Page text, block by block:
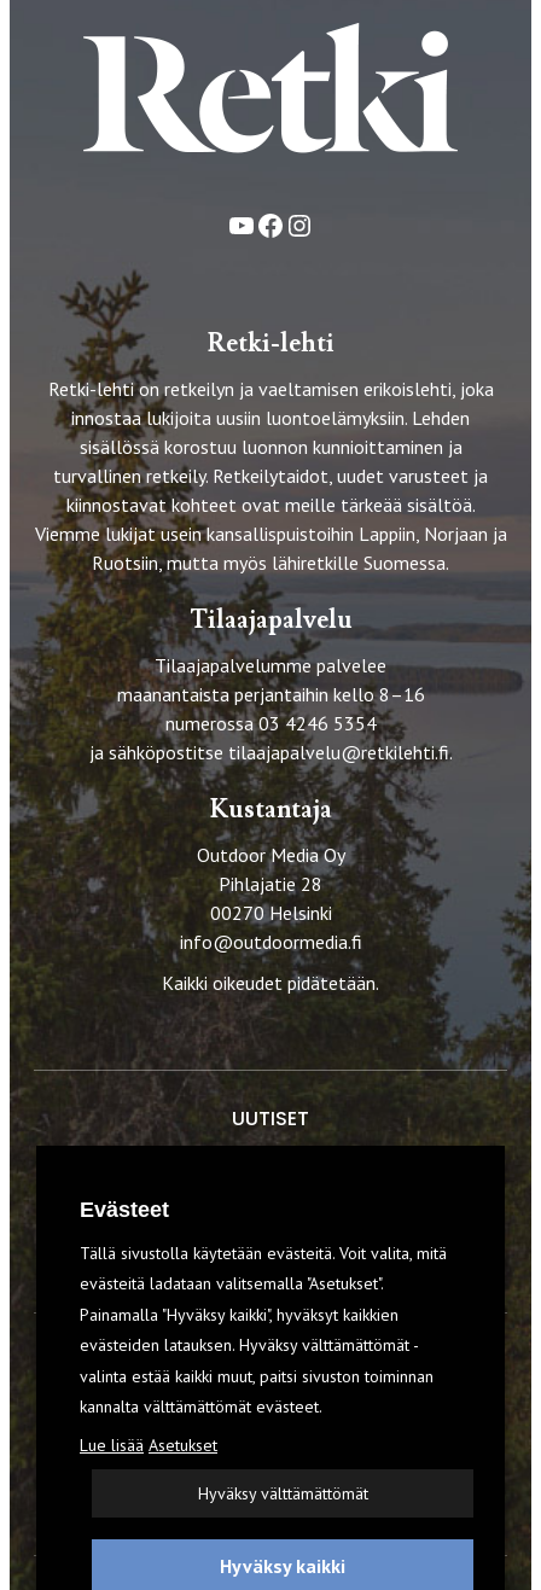
YouTube
FacebookInstagram
Retki-lehti
Retki-lehti on retkeilyn ja vaeltamisen erikoislehti, joka
innostaa lukijoita uusiin luontoelämyksiin. Lehden
sisällössä korostuu luonnon kunnioittaminen ja
turvallinen retkeily. Retkeilytaidot, uudet varusteet ja
kiinnostavat kohteet ovat meille tärkeää sisältöä.
Viemme lukijat usein kansallispuistoihin Lappiin, Norjaan ja
Ruotsiin, mutta myös lähiretkille Suomessa.
Tilaajapalvelu
Tilaajapalvelumme palvelee
maanantaista perjantaihin kello 8–16
numerossa 03 4246 5354
ja sähköpostitse tilaajapalvelu@retkilehti.fi.
Kustantaja
Outdoor Media Oy
Pihlajatie 28
00270 Helsinki
info@outdoormedia.fi
Kaikki oikeudet pidätetään.
UUTISET
VARUSTEET
TILAA RETKI-LEHTI
YHTEYSTIEDOT
REKISTERISELOSTE
EVÄSTEET
Evästeet
Tällä sivustolla käytetään evästeitä. Voit valita, mitä
evästeitä ladataan valitsemalla "Asetukset".
Painamalla "Hyväksy kaikki", hyväksyt kaikkien
evästeiden latauksen. Hyväksy välttämättömät -
valinta estää kaikki muut, paitsi sivuston toiminnan
kannalta välttämättömät evästeet.
Lue lisää Asetukset
Hyväksy välttämättömät
Hyväksy kaikki